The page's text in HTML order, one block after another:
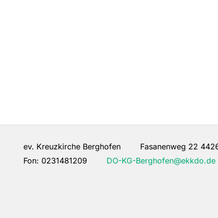
ev. Kreuzkirche Berghofen Fasanenweg 22
Fon: 0231481209 DO-KG-Berghofen@ekkdo.de